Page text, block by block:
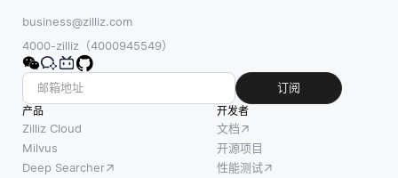
business@zilliz.com
4000-zilliz（4000945549）
订阅
产品
Zilliz Cloud
Milvus
Deep Searcher
开发者
文档
开源项目
性能测试